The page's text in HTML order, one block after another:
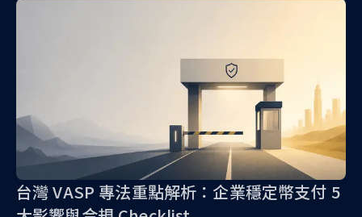
台灣 VASP 專法重點解析：企業穩定幣支付 5